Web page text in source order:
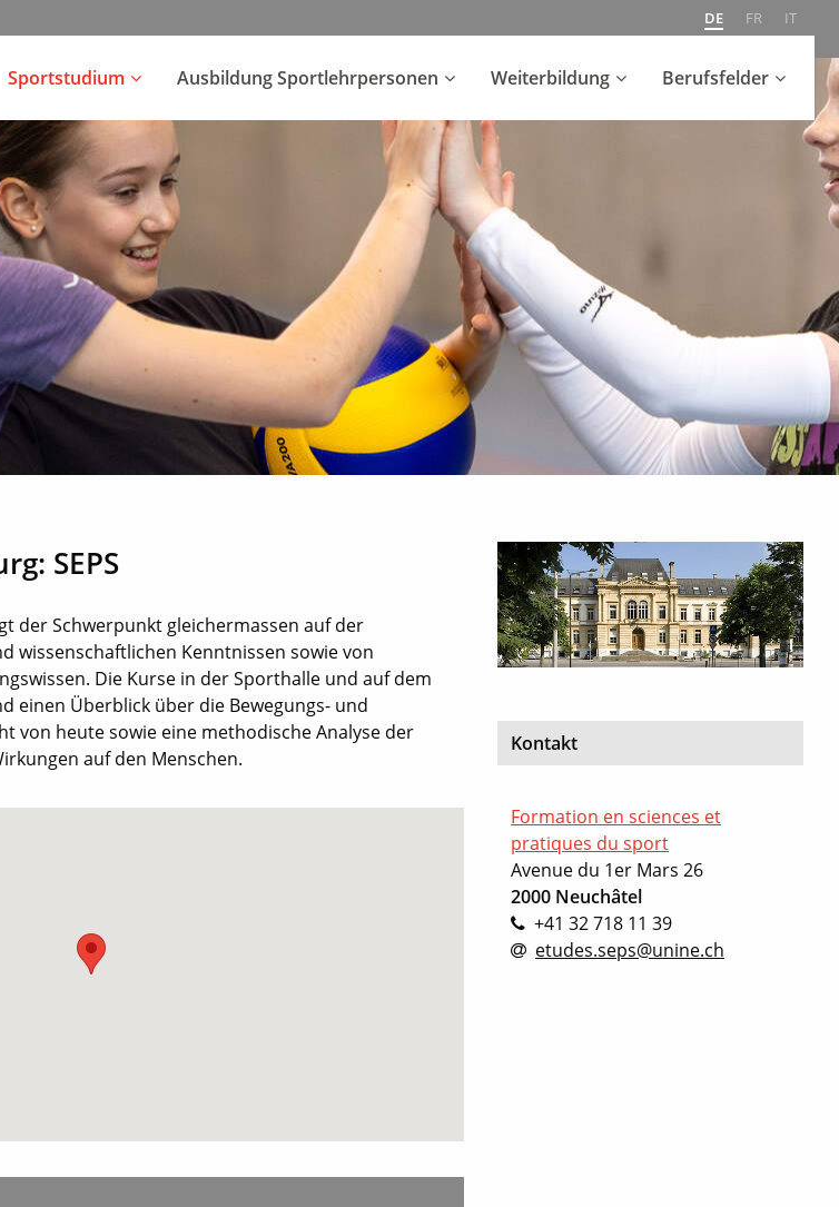
DE FR IT
Sportstudium Ausbildung Sportlehrpersonen Weiterbildung Berufsfelder
SEPS
der Schwerpunkt gleichermassen auf der
wissenschaftlichen Kenntnissen sowie von
Die Kurse in der Sporthalle und auf dem
einen Überblick über die Bewegungs- und
von heute sowie eine methodische Analyse der
auf den Menschen.
Kontakt
Formation en sciences et
pratiques du sport
Avenue du 1er Mars 26
2000 Neuchâtel
+41 32 718 11 39
etudes.seps@unine.ch